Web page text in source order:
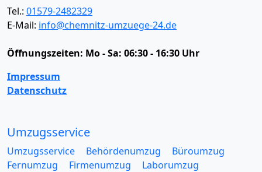
Tel.: 01579-2482329
E-Mail: info@chemnitz-umzuege-24.de
Öffnungszeiten: Mo - Sa: 06:30 - 16:30 Uhr
Impressum
Datenschutz
Umzugsservice
Umzugsservice Behördenumzug
Büroumzug
Fernumzug
Firmenumzug
Laborumzug